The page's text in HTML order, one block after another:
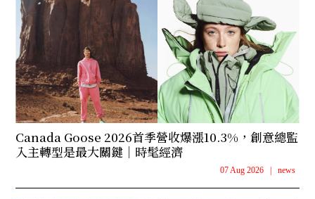
Canada Goose 2026首季營收爆漲10.3%，創意總監
入主轉型是最大關鍵｜時髦經濟
07 Aug 2026 news